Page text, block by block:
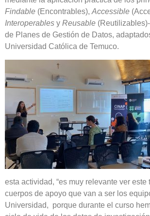
Findable (Encontrables), Accessible
Interoperables y Reusable
de Planes de Gestión de Datos,
Universidad Católica de Temuco.
esta actividad, “es muy relevante ver este
cuerpos de apoyo que van a ser los
Universidad, porque durante el curso